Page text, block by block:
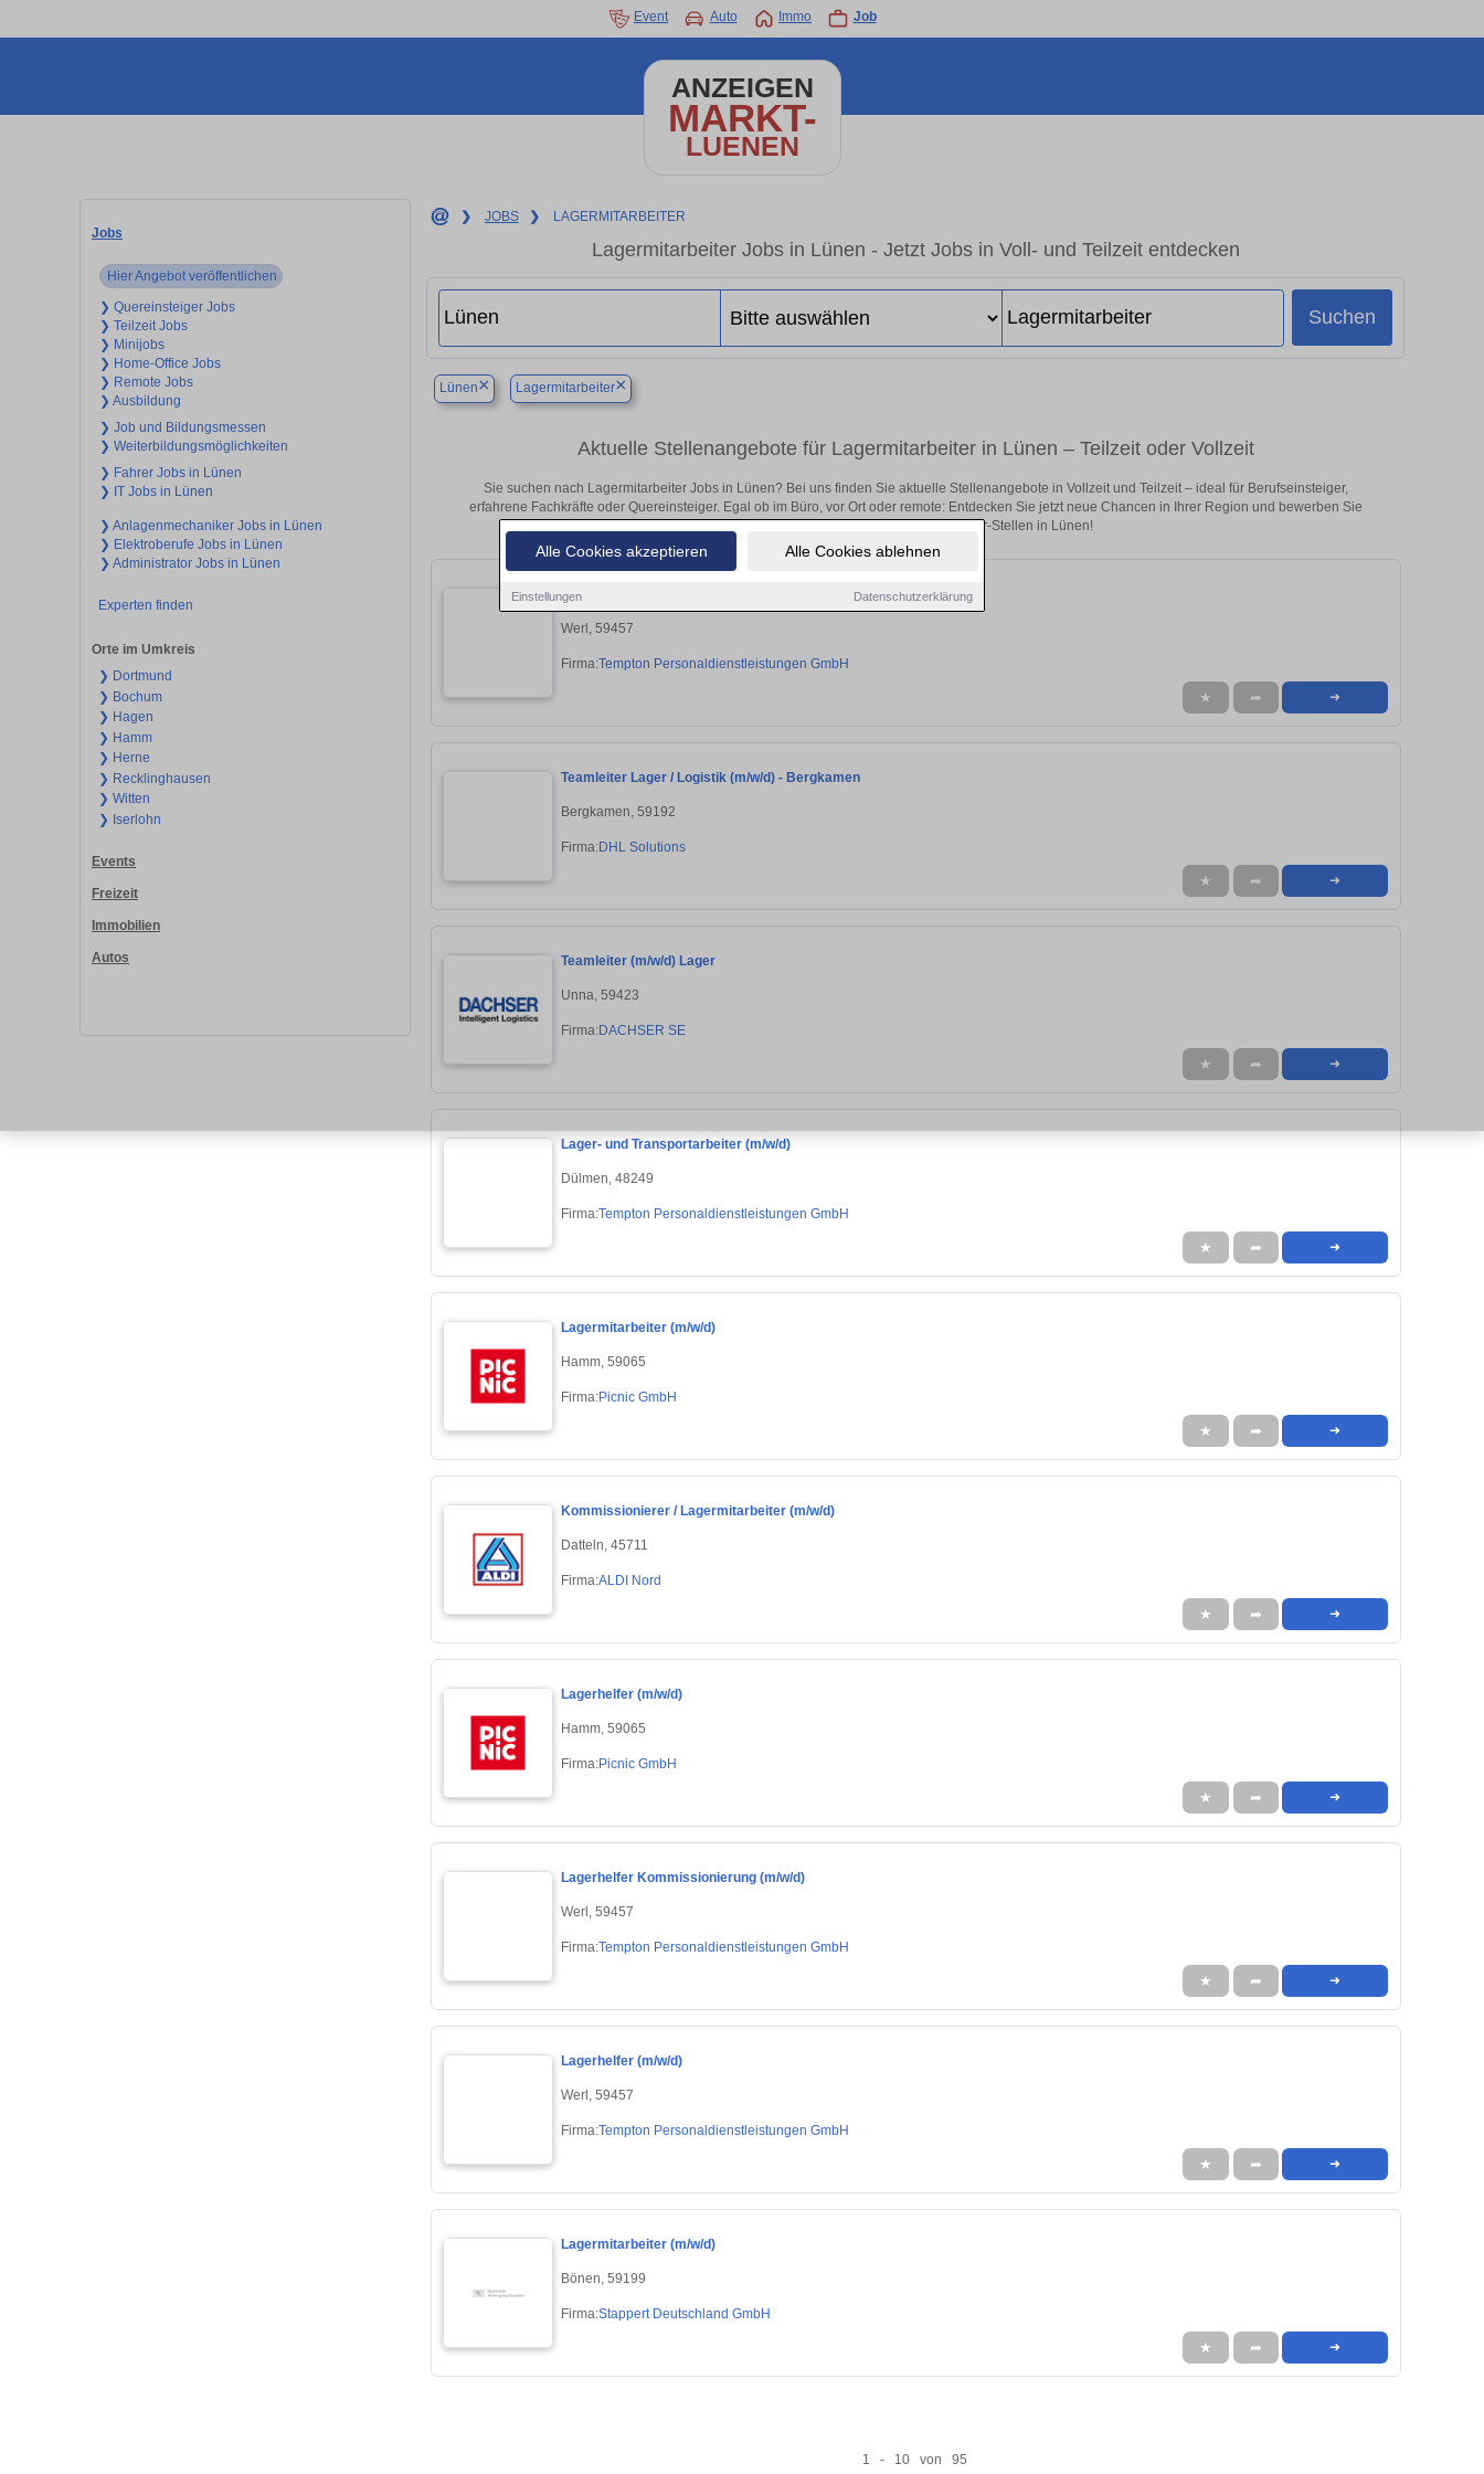
Alle Cookies akzeptieren Alle Cookies ablehnen
Einstellungen Datenschutzerklärung
Event Auto Immo Job
ANZEIGEN
MARKT-
LUENEN
Jobs
Hier Angebot veröffentlichen
❯ Quereinsteiger Jobs
❯ Teilzeit Jobs
❯ Minijobs
❯ Home-Office Jobs
❯ Remote Jobs
❯ Ausbildung
❯ Job und Bildungsmessen
❯ Weiterbildungsmöglichkeiten
❯ Fahrer Jobs in Lünen
❯ IT Jobs in Lünen
❯ Anlagenmechaniker Jobs in Lünen
❯ Elektroberufe Jobs in Lünen
❯ Administrator Jobs in Lünen
Experten finden
Orte im Umkreis
❯ Dortmund
❯ Bochum
❯ Hagen
❯ Hamm
❯ Herne
❯ Recklinghausen
❯ Witten
❯ Iserlohn
Events
Freizeit
Immobilien
Autos
❯ JOBS ❯ LAGERMITARBEITER
Lagermitarbeiter Jobs in Lünen - Jetzt Jobs in Voll- und Teilzeit entdecken
Suchen
Lünen× Lagermitarbeiter×
Aktuelle Stellenangebote für Lagermitarbeiter in Lünen – Teilzeit oder Vollzeit
Sie suchen nach Lagermitarbeiter Jobs in Lünen? Bei uns finden Sie aktuelle Stellenangebote in Vollzeit und Teilzeit – ideal für Berufseinsteiger,
erfahrene Fachkräfte oder Quereinsteiger. Egal ob im Büro, vor Ort oder remote: Entdecken Sie jetzt neue Chancen in Ihrer Region und bewerben Sie
sich direkt auf passende Lagermitarbeiter-Stellen in Lünen!
Lager- und Transportarbeiter (m/w/d)
Werl, 59457
Firma:Tempton Personaldienstleistungen GmbH
★ ➦ ➜
Teamleiter Lager / Logistik (m/w/d) - Bergkamen
Bergkamen, 59192
Firma:DHL Solutions
★ ➦ ➜
Teamleiter (m/w/d) Lager
Unna, 59423
Firma:DACHSER SE
★ ➦ ➜
Lager- und Transportarbeiter (m/w/d)
Dülmen, 48249
Firma:Tempton Personaldienstleistungen GmbH
★ ➦ ➜
Lagermitarbeiter (m/w/d)
Hamm, 59065
Firma:Picnic GmbH
★ ➦ ➜
Kommissionierer / Lagermitarbeiter (m/w/d)
Datteln, 45711
Firma:ALDI Nord
★ ➦ ➜
Lagerhelfer (m/w/d)
Hamm, 59065
Firma:Picnic GmbH
★ ➦ ➜
Lagerhelfer Kommissionierung (m/w/d)
Werl, 59457
Firma:Tempton Personaldienstleistungen GmbH
★ ➦ ➜
Lagerhelfer (m/w/d)
Werl, 59457
Firma:Tempton Personaldienstleistungen GmbH
★ ➦ ➜
Lagermitarbeiter (m/w/d)
Bönen, 59199
Firma:Stappert Deutschland GmbH
★ ➦ ➜
1 - 10 von 95